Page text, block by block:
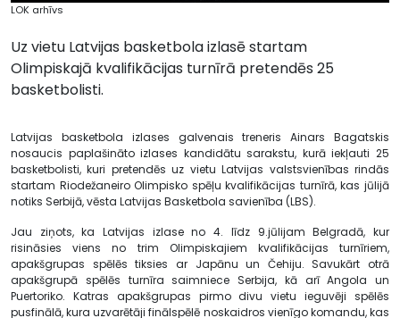
LOK arhīvs
Uz vietu Latvijas basketbola izlasē startam
Olimpiskajā kvalifikācijas turnīrā pretendēs 25
basketbolisti.
Latvijas basketbola izlases galvenais treneris Ainars Bagatskis
nosaucis paplašināto izlases kandidātu sarakstu, kurā iekļauti 25
basketbolisti, kuri pretendēs uz vietu Latvijas valstsvienības rindās
startam Riodežaneiro Olimpisko spēļu kvalifikācijas turnīrā, kas jūlijā
notiks Serbijā, vēsta Latvijas Basketbola savienība (LBS).
Jau ziņots, ka Latvijas izlase no 4. līdz 9.jūlijam Belgradā, kur
risināsies viens no trim Olimpiskajiem kvalifikācijas turnīriem,
apakšgrupas spēlēs tiksies ar Japānu un Čehiju. Savukārt otrā
apakšgrupā spēlēs turnīra saimniece Serbija, kā arī Angola un
Puertoriko. Katras apakšgrupas pirmo divu vietu ieguvēji spēlēs
pusfinālā, kura uzvarētāji finālspēlē noskaidros vienīgo komandu, kas